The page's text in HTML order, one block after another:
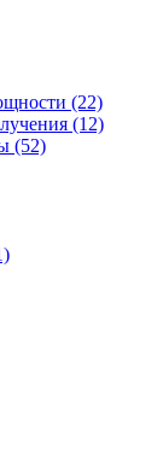
(22)
(12)
(52)